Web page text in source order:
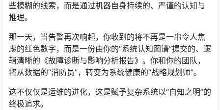
些模糊的线索，而是通过机器自身持续的、严谨的认知与
推理。
那一天，当告警再次响起，你收到的将不再是一串令人焦
虑的红色数字，而是一份由你的“系统认知图谱”提交的、逻
辑清晰的《故障诊断与影响分析报告》。你和你的团队，
将从数据的“消防员”，转变为系统健康的“战略规划师”。
这不仅仅是运维的进化，这是赋予复杂系统以“自知之明”的
终极追求。